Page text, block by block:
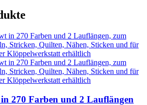
270 Farben und 2 Lauflängen